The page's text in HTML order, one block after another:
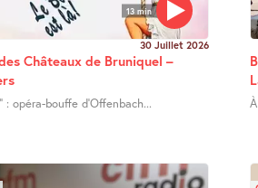
13 min
30 Juillet 2026
Châteaux de Bruniquel –
: opéra-bouffe d’Offenbach...